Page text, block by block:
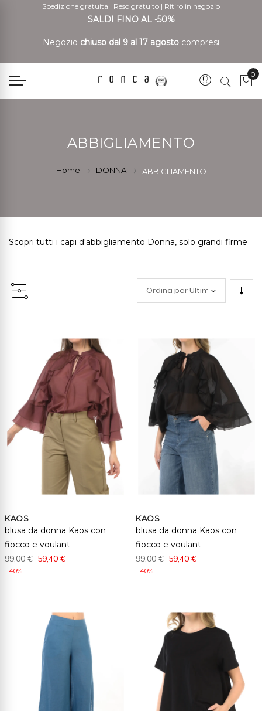
Spedizione gratuita | Reso gratuito | Ritiro in negozio
SALDI FINO AL -50%
Negozio chiuso dal 9 al 17 agosto compresi
0
ABBIGLIAMENTO
Home DONNA ABBIGLIAMENTO
Scopri tutti i capi d'abbigliamento Donna, solo grandi firme
KAOS
blusa da donna Kaos con
fiocco e voulant
99,00 € 59,40 €
- 40%
KAOS
blusa da donna Kaos con
fiocco e voulant
99,00 € 59,40 €
- 40%